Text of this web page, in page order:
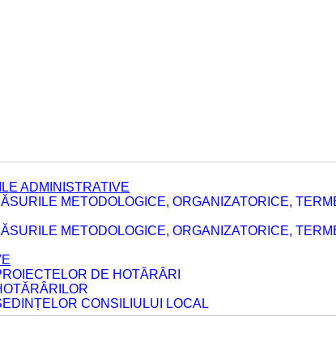
ADMINISTRATIVE
METODOLOGICE, ORGANIZATORICE,
METODOLOGICE, ORGANIZATORICE,
DE HOTĂRÂRI
CONSILIULUI LOCAL